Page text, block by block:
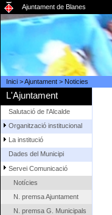
Ajuntament de Blanes
Inici>Ajuntament> Noticies
L'Ajuntament
Salutació de l'Alcalde
Organització institucional
La institució
Dades del Municipi
Servei Comunicació
Notícies
N. premsa Ajuntament
N. premsa G. Municipals